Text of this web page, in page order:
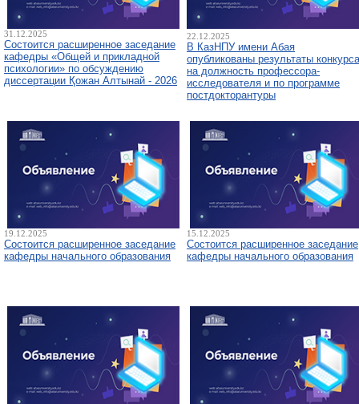
31.12.2025
Состоится расширенное заседание
кафедры «Общей и прикладной
психологии» по обсуждению
диссертации Қожан Алтынай - 2026
22.12.2025
В КазНПУ имени Абая
опубликованы результаты конкурса
на должность профессора-
исследователя и по программе
постдокторантуры
19.12.2025
Состоится расширенное заседание
кафедры начального образования
15.12.2025
Состоится расширенное заседание
кафедры начального образования